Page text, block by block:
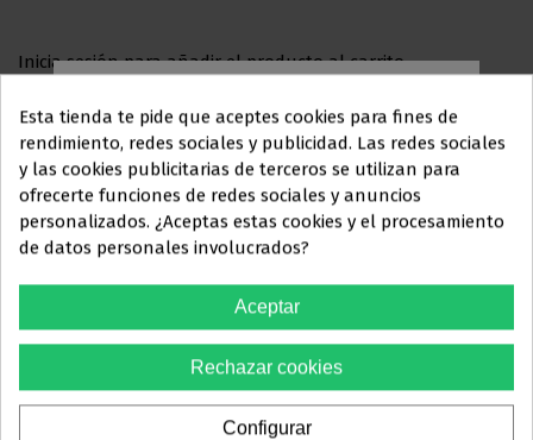
Este sitio web está dirigidoen
exclusivaa
PROFESIONALES DEL
SECTOR
ODONTOLÓGICO
Debes confirmar que eres
profesional dental
Inicia sesión para añadir el producto al carrito
ORTOLANDENTAL
Estamos aquí para responder sus preguntas y ayudarle
en lo que necesite. Ya sea que busque más información
sobre nuestros servicios, tenga dudas específicas o
simplemente quiera saber más, estaremos encantados
Esta tienda te pide que aceptes cookies para fines de
rendimiento, redes sociales y publicidad. Las redes sociales
y las cookies publicitarias de terceros se utilizan para
ofrecerte funciones de redes sociales y anuncios
personalizados. ¿Aceptas estas cookies y el procesamiento
de datos personales involucrados?
Aceptar
Rechazar cookies
Configurar